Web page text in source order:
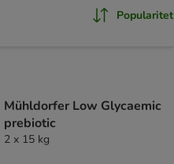
Popularitet
Mühldorfer Low Glycaemic
prebiotic
2 x 15 kg